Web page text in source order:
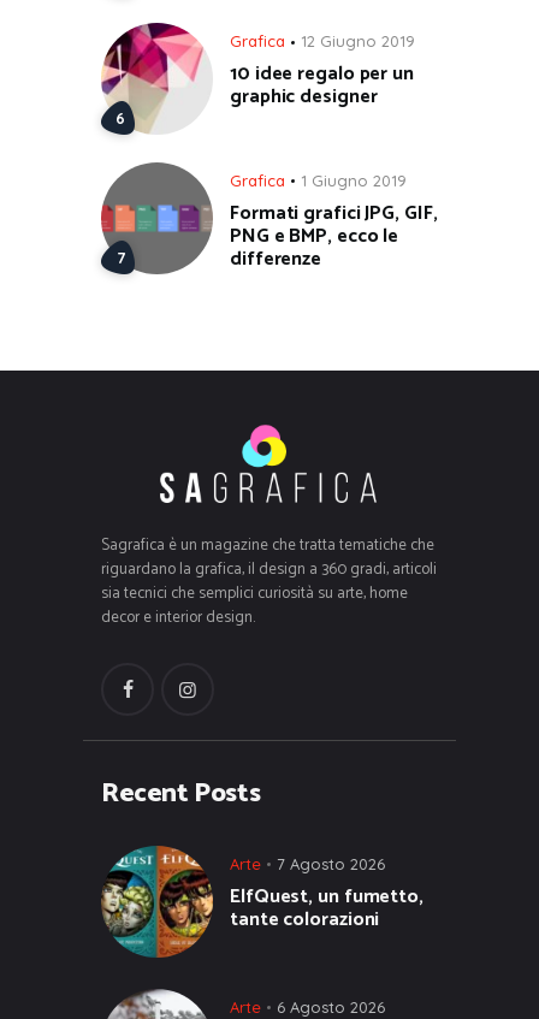
Grafica 12 Giugno 2019
10 idee regalo per un
graphic designer
Grafica 1 Giugno 2019
Formati grafici JPG, GIF,
PNG e BMP, ecco le
differenze
Sagrafica è un magazine che tratta tematiche che
riguardano la grafica, il design a 360 gradi, articoli
sia tecnici che semplici curiosità su arte, home
decor e interior design.
Recent Posts
Arte 7 Agosto 2026
ElfQuest, un fumetto,
tante colorazioni
Arte 6 Agosto 2026